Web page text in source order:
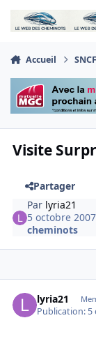
Aller au contenu
Accueil SNCF
Visite
Partager
Par lyria21
5 octobre 2007
cheminots
lyria21
Publication: 5